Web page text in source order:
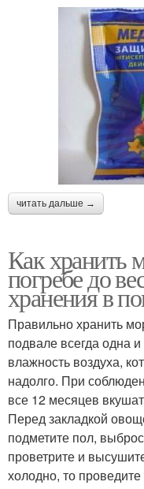
читать дальше →
Как хранить
погребе до
хранения в
Правильно хранить
подвале всегда одна
влажность воздуха,
надолго. При
все 12 месяцев
Перед закладкой
подметите пол,
проветрите и
холодно, то